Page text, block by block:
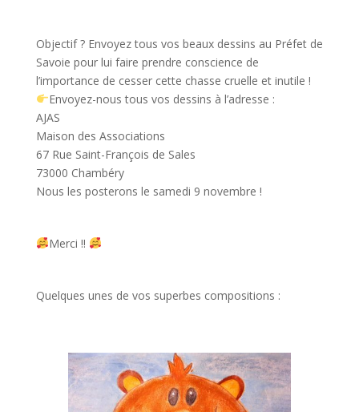
Objectif ? Envoyez tous vos beaux dessins au Préfet de
Savoie pour lui faire prendre conscience de
l’importance de cesser cette chasse cruelle et inutile !
Envoyez-nous tous vos dessins à l’adresse :
AJAS
Maison des Associations
67 Rue Saint-François de Sales
73000 Chambéry
Nous les posterons le samedi 9 novembre !
Merci !!
Quelques unes de vos superbes compositions :